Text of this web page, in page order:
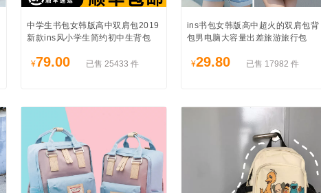
中学生书包女韩版高中双肩包2019
新款ins风小学生简约初中生背包
¥79.00 已售 25433 件
ins书包女韩版高中超火的双肩包背
包男电脑大容量出差旅游旅行包
¥29.80 已售 17982 件